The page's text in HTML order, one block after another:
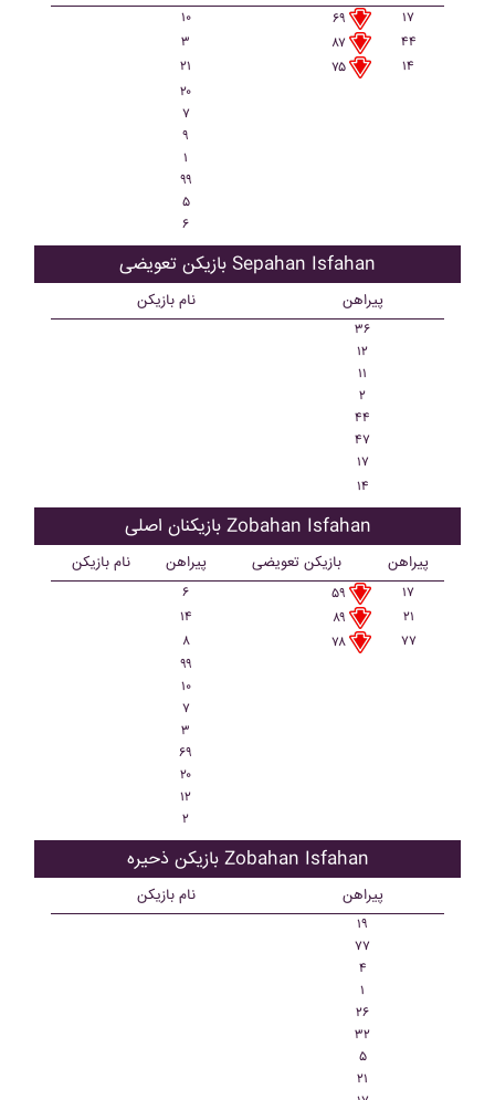
۱۰ ۶۹
۱۷
۳
۸۷
۴۴
۲۱
۷۵
۱۴
۲۰
۷
۹
۱
۹۹
۵
۶
بازیکن تعویضی Sepahan Isfahan
نام بازیکن پیراهن
۳۶
۱۲
۱۱
۲
۴۴
۴۷
۱۷
۱۴
بازیکنان اصلی Zobahan Isfahan
نام بازیکن پیراهن بازیکن تعویضی پیراهن
۶ ۵۹
۱۷
۱۴
۸۹
۲۱
۸
۷۸
۷۷
۹۹
۱۰
۷
۳
۶۹
۲۰
۱۲
۲
بازیکن ذحیره Zobahan Isfahan
نام بازیکن پیراهن
۱۹
۷۷
۴
۱
۲۶
۳۲
۵
۲۱